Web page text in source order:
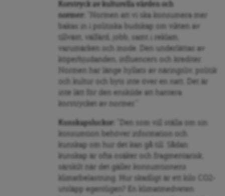
Korstryck av kulturella värden och
normer:
”Normen att vi ska konsumera mer
bakas in i politiska budskap om vikten av
tillväxt, välfärd, jobb, samt i reklam,
varumärken och mode. Den underlättas av
köperbjudanden, influencers och krediter.
Normen har länge hyllats av näringsliv, politik
och kultur och byts inte över en natt. Det är
inte lätt för den enskilde att hantera
korstrycket av normer.”
Kunskapsluckor:
”Den som vill ställa om sin
konsumtion behöver information och
kunskap om hur det kan gå till. Sådan
kunskap är ofta osäker och fragmentarisk,
särskilt när det gäller konsumtionens
klimatbelastning. Hur skadligt är ett kilo CO2-
utsläpp egentligen? En klimatmedveten